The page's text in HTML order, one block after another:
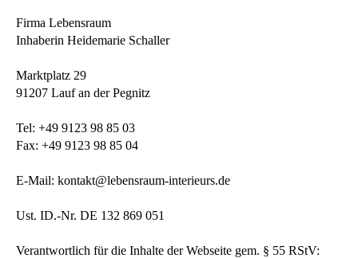
Firma Lebensraum
Inhaberin Heidemarie Schaller
Marktplatz 29
91207 Lauf an der Pegnitz
Tel: +49 9123 98 85 03
Fax: +49 9123 98 85 04
E-Mail: kontakt@lebensraum-interieurs.de
Ust. ID.-Nr. DE 132 869 051
Verantwortlich für die Inhalte der Webseite gem. § 55 RStV: